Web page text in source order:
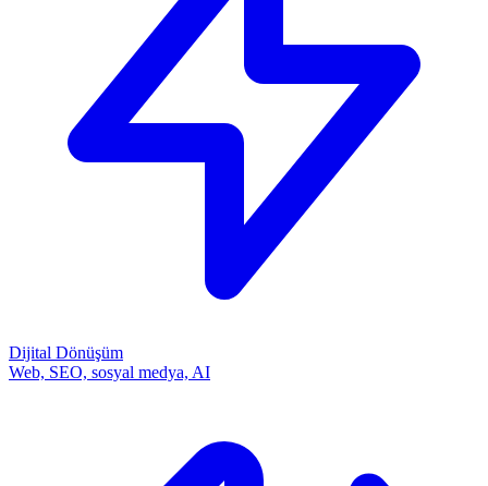
Dijital Dönüşüm
Web, SEO, sosyal medya, AI